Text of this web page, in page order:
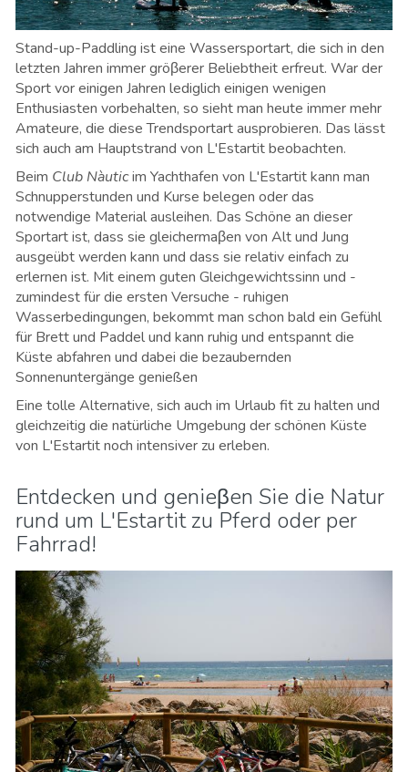
Stand-up-Paddling ist eine Wassersportart, die sich in den
letzten Jahren immer gröβerer Beliebtheit erfreut. War der
Sport vor einigen Jahren lediglich einigen wenigen
Enthusiasten vorbehalten, so sieht man heute immer mehr
Amateure, die diese Trendsportart ausprobieren. Das lässt
sich auch am Hauptstrand von L'Estartit beobachten.
Beim Club Nàuticim Yachthafen von L'Estartit kann man
Schnupperstunden und Kurse belegen oder das
notwendige Material ausleihen. Das Schöne an dieser
Sportart ist, dass sie gleichermaβen von Alt und Jung
ausgeübt werden kann und dass sie relativ einfach zu
erlernen ist. Mit einem guten Gleichgewichtssinn und -
zumindest für die ersten Versuche - ruhigen
Wasserbedingungen, bekommt man schon bald ein Gefühl
für Brett und Paddel und kann ruhig und entspannt die
Küste abfahren und dabei die bezaubernden
Sonnenuntergänge genießen
Eine tolle Alternative, sich auch im Urlaub fit zu halten und
gleichzeitig die natürliche Umgebung der schönen Küste
von L'Estartit noch intensiver zu erleben.
Entdecken und genieβen Sie die Natur
rund um L'Estartit zu Pferd oder per
Fahrrad!